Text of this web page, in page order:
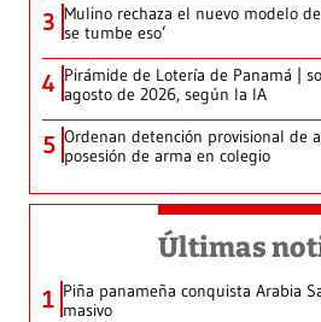
3 Mulino rechaza el nuevo modelo
se tumbe eso’
4 Pirámide de Lotería de Panamá |
agosto de 2026, según la IA
5 Ordenan detención provisional de
posesión de arma en colegio
Últimas
1 Piña panameña conquista Arabia
masivo